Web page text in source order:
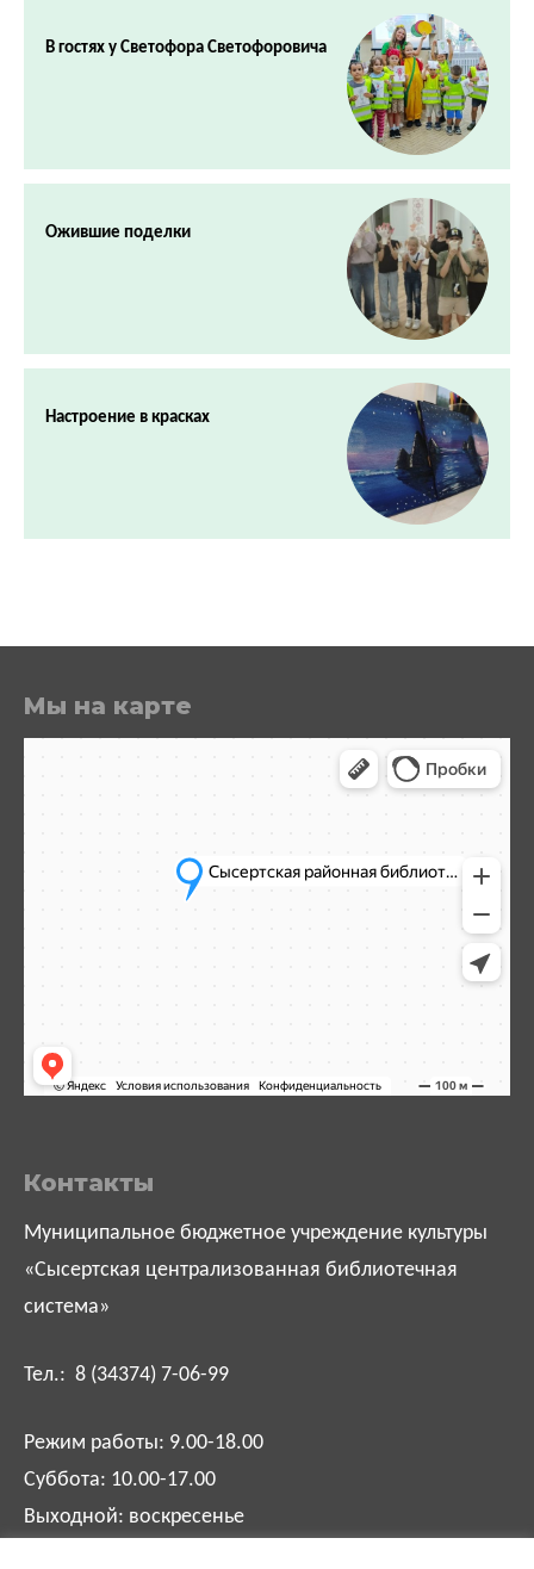
В гостях у Светофора Светофоровича
Ожившие поделки
Настроение в красках
Мы на карте
Контакты
Муниципальное бюджетное учреждение культуры
«Сысертская централизованная библиотечная
система»
Тел.: 8 (34374) 7-06-99
Режим работы: 9.00-18.00
Суббота: 10.00-17.00
Выходной: воскресенье